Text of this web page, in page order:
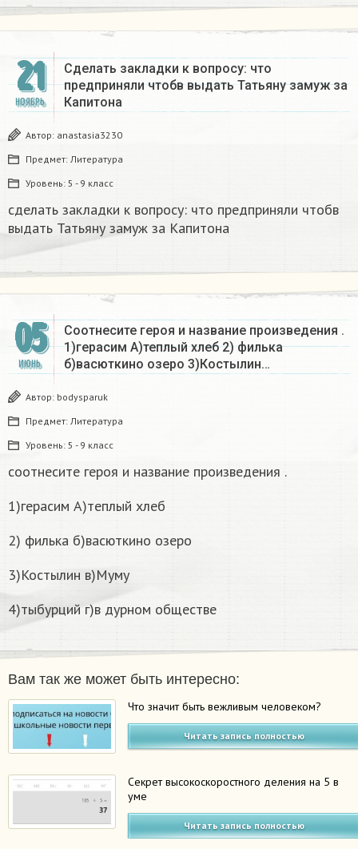
21
НОЯБРЬ
Сделать закладки к вопросу: что
предприняли чтобв выдать Татьяну замуж за
Капитона​
Автор: anastasia3230
Предмет: Литература
Уровень: 5 - 9 класс
сделать закладки к вопросу: что предприняли чтобв
выдать Татьяну замуж за Капитона​
05
ИЮНЬ
Соотнесите героя и название произведения .
1)герасим А)теплый хлеб 2) филька
б)васюткино озеро 3)Костылин…
Автор: bodysparuk
Предмет: Литература
Уровень: 5 - 9 класс
соотнесите героя и название произведения .
1)герасим А)теплый хлеб
2) филька б)васюткино озеро
3)Костылин в)Муму
4)тыбурций г)в дурном обществе
Вам так же может быть интересно:
Что значит быть вежливым человеком?
Читать запись полностью
Секрет высокоскоростного деления на 5 в
уме
Читать запись полностью